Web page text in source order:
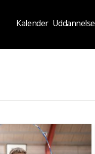
Kalender Uddannelse